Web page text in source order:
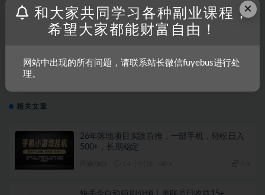
上一篇
视频号创作者分成顶级玩法，纯小白也能100%原创，
下一篇
天选之人掘金术，当天起号，7条作品涨粉4000+，单
相关文章
26年落地项目实践首推，一部手机，轻松日入
500+，长期稳定
×
和大家共同学习各种副业课程，
希望大家都能财富自由！
网站中出现的所有问题，请联系站长微信fuyebus进行处
理。